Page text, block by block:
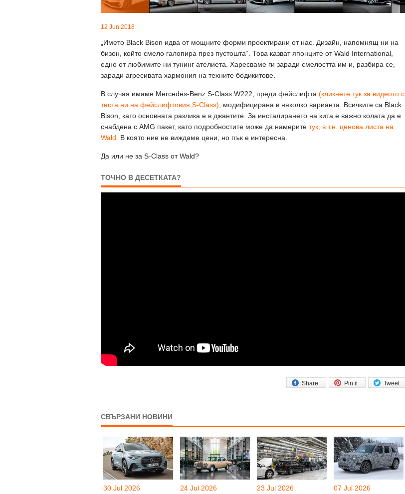
12 Jun 2018
„Името Black Bison идва от мощните форми проектирани от нас. Дизайн, напомнящ ни на
бизон, който смело галопира през пустошта“. Това казват японците от Wald International,
едно от любимите ни тунинг ателиета. Харесваме ги заради смелостта им и, разбира се,
заради агресивата хармония на техните бодикитове.
В случая имаме Mercedes-Benz S-Class W222, преди фейслифта (кликнете тук за видеото с
теста ни на фейслифтовия S-Class) , модифицирана в няколко варианта. Всичките са Black
Bison, като основната разлика е в джантите. За инсталирането на кита е важно колата да е
снабдена с AMG пакет, като подробностите може да намерите тук, в т.н. ценова листа на
Wald.
В която ние не виждаме цени, но пък е интересна.
Да или не за S-Class от Wald?
ТОЧНО В ДЕСЕТКАТА?
Tweet
Pin it
Share
СВЪРЗАНИ НОВИНИ
30 Jul 2026
24 Jul 2026
23 Jul 2026
07 Jul 2026